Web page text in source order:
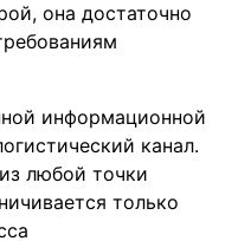
она достаточно
информационной
канал.
любой точки
только